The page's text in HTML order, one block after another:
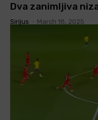
Dva zanimljiva
Sirijus March 18, 2025